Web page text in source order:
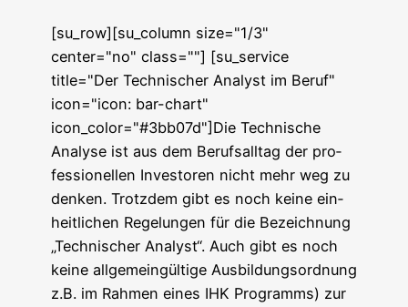
[su_row][su_column size="1/3"
center="no" class=""] [su_service
title="Der Tech­ni­scher Ana­lyst im Beruf"
icon="icon: bar-chart"
icon_color="#3bb07d"]Die Tech­ni­sche
Ana­ly­se ist aus dem Berufs­all­tag der pro­
fes­sio­nel­len Inves­to­ren nicht mehr weg zu
den­ken. Trotz­dem gibt es noch kei­ne ein­
heit­li­chen Rege­lun­gen für die Bezeich­nung
„Tech­ni­scher Ana­lyst“. Auch gibt es noch
kei­ne all­ge­mein­gül­ti­ge Aus­bil­dungs­ord­nung
z.B. im Rah­men eines IHK Pro­gramms) zur